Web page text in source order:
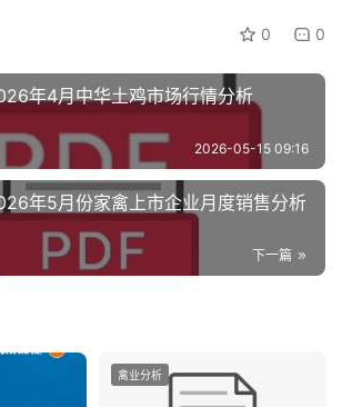
0 0
年4月中华土鸡市场行情分析
2026-05-15 09:16
年5月份家禽上市企业月度销售分析
下一篇
禽业分析